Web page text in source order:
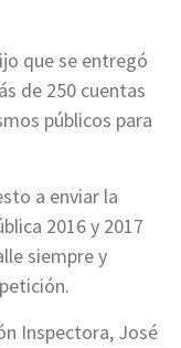
que se entregó
de 250 cuentas
públicos para
a enviar la
2016 y 2017
siempre y
Inspectora, José